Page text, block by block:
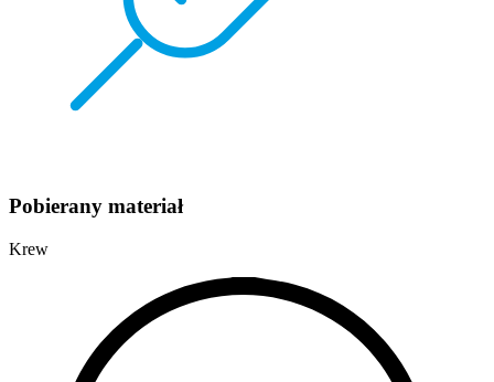
Pobierany materiał
Krew